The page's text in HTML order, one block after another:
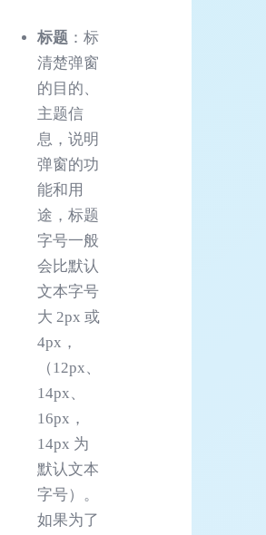
标题 ：标
清楚弹窗
的目的、
主题信
息，说明
弹窗的功
能和用
途，标题
字号一般
会比默认
文本字号
大 2px 或
4px，
（12px、
14px、
16px，
14px 为
默认文本
字号）。
如果为了